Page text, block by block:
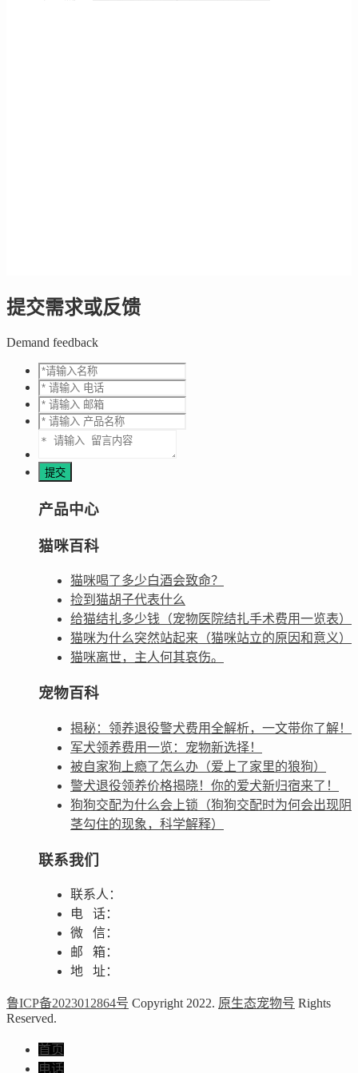
提交需求或反馈
Demand feedback
产品中心
猫咪百科
猫咪喝了多少白酒会致命？
捡到猫胡子代表什么
给猫结扎多少钱（宠物医院结扎手术费用一览表）
猫咪为什么突然站起来（猫咪站立的原因和意义）
猫咪离世，主人何其哀伤。
宠物百科
揭秘：领养退役警犬费用全解析，一文带你了解！
军犬领养费用一览：宠物新选择！
被自家狗上瘾了怎么办（爱上了家里的狼狗）
警犬退役领养价格揭晓！你的爱犬新归宿来了！
狗狗交配为什么会上锁（狗狗交配时为何会出现阴
茎勾住的现象，科学解释）
联系我们
联系人：
电 话：
微 信：
邮 箱：
地 址：
鲁ICP备2023012864号 Copyright 2022. 原生态宠物号 Rights
Reserved.
首页
电话